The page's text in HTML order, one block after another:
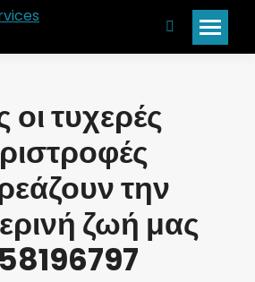
Search:
τυχερές
την
ζωή μας